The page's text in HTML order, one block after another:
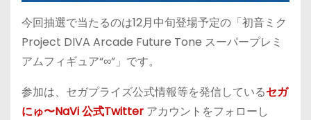
今回抽選で当たるのは12月中旬登場予定の「初音ミク
Project DIVA Arcade Future Tone スーパープレミ
アムフィギュア“∞”」です。
参加は、セガプライズ公式情報等を発信しているセガ
にゅ〜NaVi 公式Twitter アカウントをフォローし